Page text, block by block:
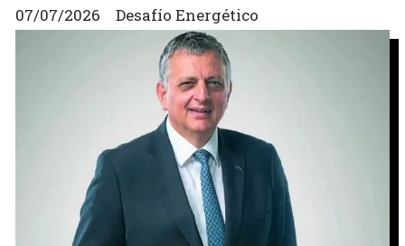
Desafío Energético
07/07/2026